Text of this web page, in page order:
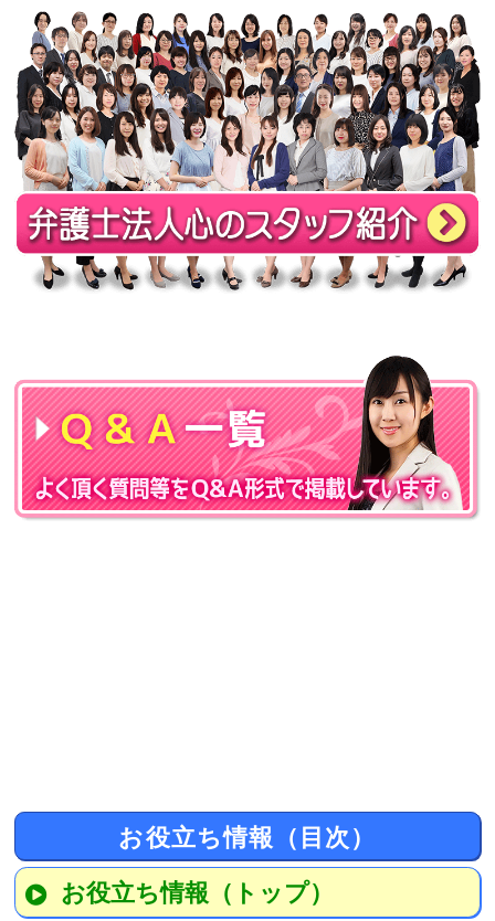
お役立ち情報（目次）
お役立ち情報（トップ）